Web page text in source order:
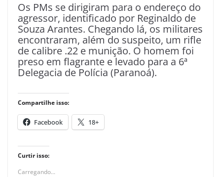
Os PMs se dirigiram para o endereço do
agressor, identificado por Reginaldo de
Souza Arantes. Chegando lá, os militares
encontraram, além do suspeito, um rifle
de calibre .22 e munição. O homem foi
preso em flagrante e levado para a 6ª
Delegacia de Polícia (Paranoá).
Compartilhe isso:
Facebook 18+
Curtir isso:
Carregando...